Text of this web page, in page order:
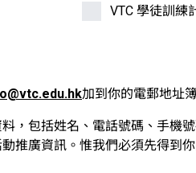
VTC 學徒訓練
加到你的電郵地址
，包括姓名、電話號碼、手機
推廣資訊。惟我們必須先得到